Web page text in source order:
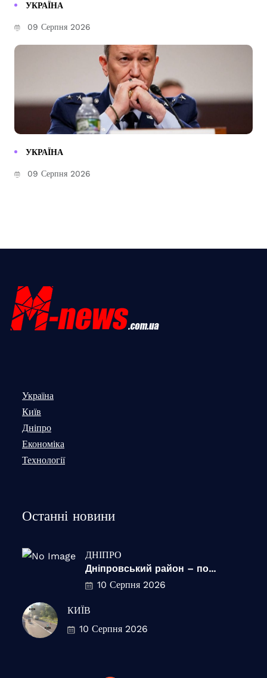
УКРАЇНА
09 Серпня 2026
УКРАЇНА
09 Серпня 2026
Україна
Київ
Дніпро
Економіка
Технології
Останні новини
ДНІПРО
Дніпровський район – по...
10 Серпня 2026
КИЇВ
10 Серпня 2026